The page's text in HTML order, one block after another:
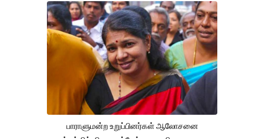
பாராளுமன்ற உறுப்பினர்கள் ஆலோசனை